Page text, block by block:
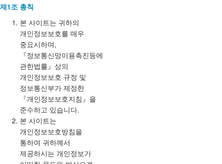
제1조 총칙
본 사이트는 귀하의
개인정보보호를 매우
중요시하며,
『정보통신망이용촉진등에
관한법률』상의
개인정보보호 규정 및
정보통신부가 제정한
『개인정보보호지침』을
준수하고 있습니다.
본 사이트는
개인정보보호방침을
통하여 귀하께서
제공하시는 개인정보가